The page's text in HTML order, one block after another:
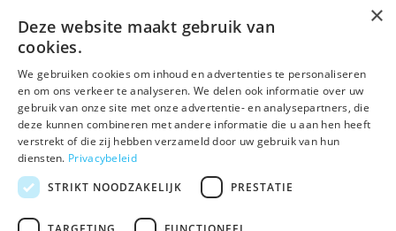
21 juli
LG-monitoren installeren reclamesoftware zonder melding
Meer kort nieuws
deLex
©Uitgeverij deLex
Bezoekadres
Korte Leidsedwarsstraat 12 II
×
Deze website maakt gebruik van
cookies.
We gebruiken cookies om inhoud en advertenties te personaliseren
en om ons verkeer te analyseren. We delen ook informatie over uw
gebruik van onze site met onze advertentie- en analysepartners, die
deze kunnen combineren met andere informatie die u aan hen heeft
verstrekt of die zij hebben verzameld door uw gebruik van hun
diensten. Privacybeleid
STRIKT NOODZAKELIJK
PRESTATIE